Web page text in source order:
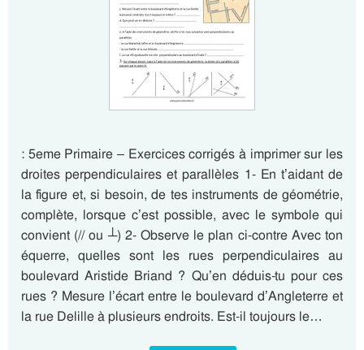
: 5eme Primaire – Exercices corrigés à imprimer sur les
droites perpendiculaires et parallèles 1- En t’aidant de
la figure et, si besoin, de tes instruments de géométrie,
complète, lorsque c’est possible, avec le symbole qui
convient (// ou ┴) 2- Observe le plan ci-contre Avec ton
équerre, quelles sont les rues perpendiculaires au
boulevard Aristide Briand ? Qu’en déduis-tu pour ces
rues ? Mesure l’écart entre le boulevard d’Angleterre et
la rue Delille à plusieurs endroits. Est-il toujours le…